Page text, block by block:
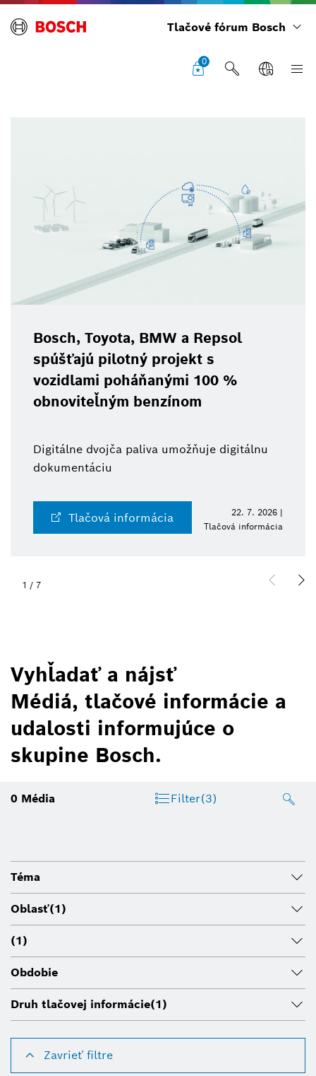
Tlačové fórum Bosch
0
Bosch, Toyota, BMW a Repsol
spúšťajú pilotný projekt s
vozidlami poháňanými 100 %
obnoviteľným benzínom
Digitálne dvojča paliva umožňuje digitálnu
dokumentáciu
Tlačová informácia
22. 7. 2026 |
Tlačová informácia
1 / 7
Vyhľadať a nájsť
Médiá, tlačové informácie a
udalosti informujúce o
skupine Bosch.
0 Média Filter(3)
Téma
Oblasť(1)
(1)
Obdobie
Druh tlačovej informácie(1)
Zavrieť filtre